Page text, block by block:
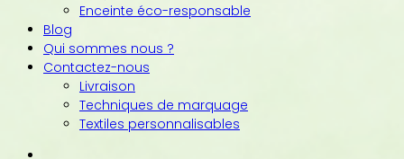
Enceinte éco-responsable
Blog
Qui sommes nous ?
Contactez-nous
Livraison
Techniques de marquage
Textiles personnalisables